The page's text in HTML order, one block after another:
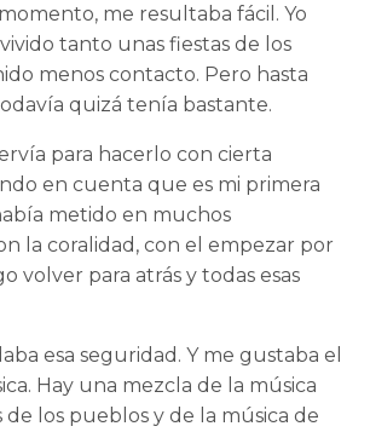
me resultaba fácil. Yo
tanto unas fiestas de los
menos contacto. Pero hasta
quizá tenía bastante.
para hacerlo con cierta
en cuenta que es mi primera
metido en muchos
la coralidad, con el empezar por
volver para atrás y todas esas
esa seguridad. Y me gustaba el
Hay una mezcla de la música
de los pueblos y de la música de